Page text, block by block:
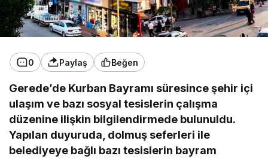
0 Paylaş Beğen
Gerede’de Kurban Bayramı süresince şehir içi
ulaşım ve bazı sosyal tesislerin çalışma
düzenine ilişkin bilgilendirmede bulunuldu.
Yapılan duyuruda, dolmuş seferleri ile
belediyeye bağlı bazı tesislerin bayram